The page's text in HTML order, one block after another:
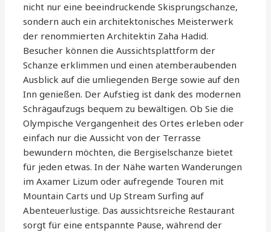
nicht nur eine beeindruckende Skisprungschanze,
sondern auch ein architektonisches Meisterwerk
der renommierten Architektin Zaha Hadid.
Besucher können die Aussichtsplattform der
Schanze erklimmen und einen atemberaubenden
Ausblick auf die umliegenden Berge sowie auf den
Inn genießen. Der Aufstieg ist dank des modernen
Schrägaufzugs bequem zu bewältigen. Ob Sie die
Olympische Vergangenheit des Ortes erleben oder
einfach nur die Aussicht von der Terrasse
bewundern möchten, die Bergiselschanze bietet
für jeden etwas. In der Nähe warten Wanderungen
im Axamer Lizum oder aufregende Touren mit
Mountain Carts und Up Stream Surfing auf
Abenteuerlustige. Das aussichtsreiche Restaurant
sorgt für eine entspannte Pause, während der